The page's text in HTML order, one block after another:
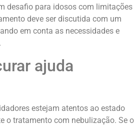
desafio para idosos com limitações
deve ser discutida com um
em conta as necessidades e
ajuda
estejam atentos ao estado
o tratamento com nebulização. Se o